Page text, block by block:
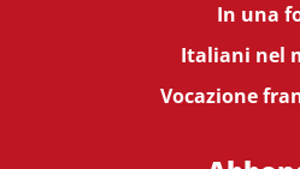
In una
Italiani nel
Vocazione